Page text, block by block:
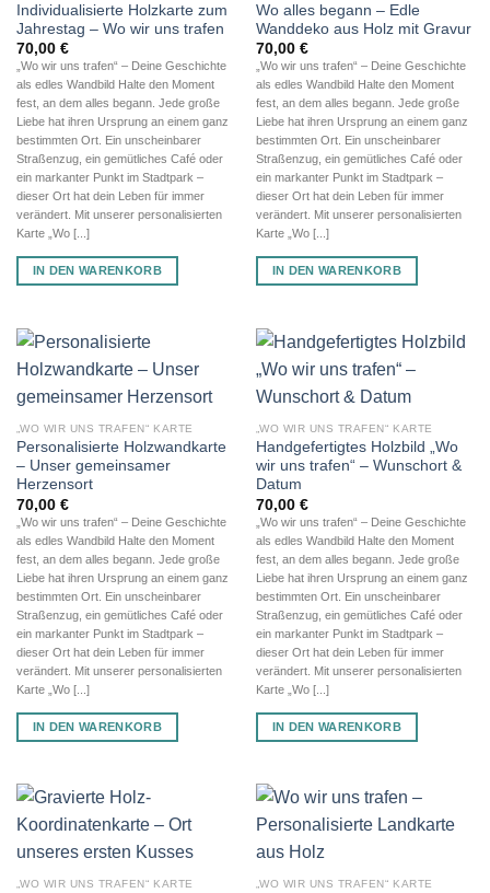
Individualisierte Holzkarte zum
Jahrestag – Wo wir uns trafen
70,00 €
„Wo wir uns trafen“ – Deine Geschichte
als edles Wandbild Halte den Moment
fest, an dem alles begann. Jede große
Liebe hat ihren Ursprung an einem ganz
bestimmten Ort. Ein unscheinbarer
Straßenzug, ein gemütliches Café oder
ein markanter Punkt im Stadtpark –
dieser Ort hat dein Leben für immer
verändert. Mit unserer personalisierten
Karte „Wo [...]
IN DEN WARENKORB
Wo alles begann – Edle
Wanddeko aus Holz mit Gravur
70,00 €
„Wo wir uns trafen“ – Deine Geschichte
als edles Wandbild Halte den Moment
fest, an dem alles begann. Jede große
Liebe hat ihren Ursprung an einem ganz
bestimmten Ort. Ein unscheinbarer
Straßenzug, ein gemütliches Café oder
ein markanter Punkt im Stadtpark –
dieser Ort hat dein Leben für immer
verändert. Mit unserer personalisierten
Karte „Wo [...]
IN DEN WARENKORB
„WO WIR UNS TRAFEN“ KARTE
Personalisierte Holzwandkarte
– Unser gemeinsamer
Herzensort
70,00 €
„Wo wir uns trafen“ – Deine Geschichte
als edles Wandbild Halte den Moment
fest, an dem alles begann. Jede große
Liebe hat ihren Ursprung an einem ganz
bestimmten Ort. Ein unscheinbarer
Straßenzug, ein gemütliches Café oder
ein markanter Punkt im Stadtpark –
dieser Ort hat dein Leben für immer
verändert. Mit unserer personalisierten
Karte „Wo [...]
IN DEN WARENKORB
„WO WIR UNS TRAFEN“ KARTE
Handgefertigtes Holzbild „Wo
wir uns trafen“ – Wunschort &
Datum
70,00 €
„Wo wir uns trafen“ – Deine Geschichte
als edles Wandbild Halte den Moment
fest, an dem alles begann. Jede große
Liebe hat ihren Ursprung an einem ganz
bestimmten Ort. Ein unscheinbarer
Straßenzug, ein gemütliches Café oder
ein markanter Punkt im Stadtpark –
dieser Ort hat dein Leben für immer
verändert. Mit unserer personalisierten
Karte „Wo [...]
IN DEN WARENKORB
„WO WIR UNS TRAFEN“ KARTE „WO WIR UNS TRAFEN“ KARTE